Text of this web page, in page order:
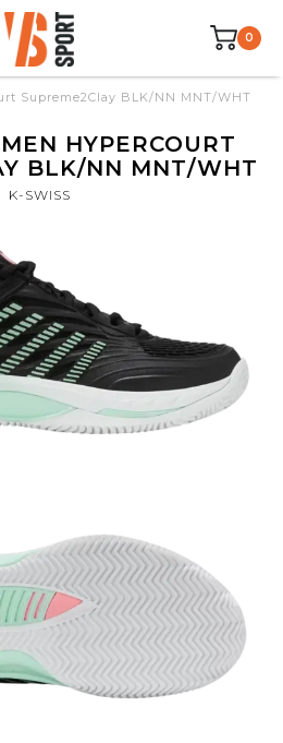
0
Supreme2Clay BLK/NN MNT/WHT
HYPERCOURT
BLK/NN MNT/WHT
K-SWISS